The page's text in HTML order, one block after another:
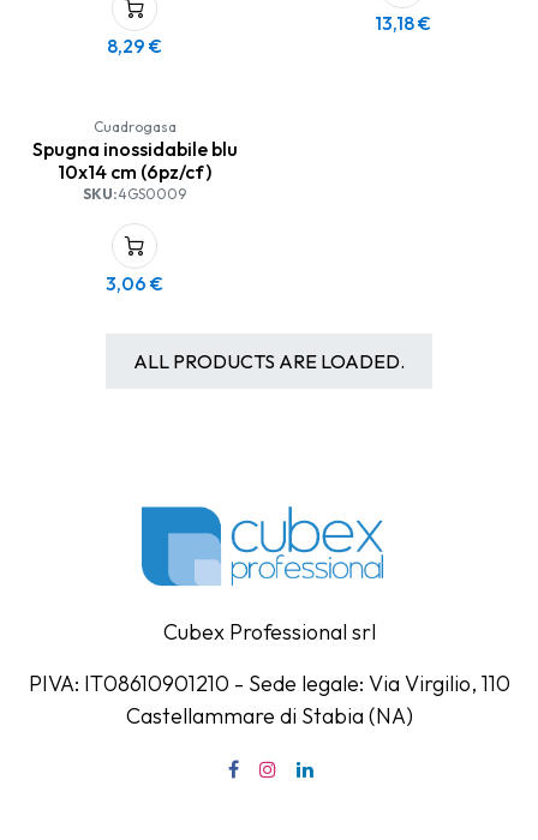
8,29 €
13,18€
Cuadrogasa
Spugna inossidabile blu
10x14 cm (6pz/cf)
SKU:4GS0009
3,06 €
ALL PRODUCTS ARE LOADED.
Cubex Professional srl
PIVA: IT08610901210 - Sede legale: Via Virgilio, 110
Castellammare di Stabia (NA)